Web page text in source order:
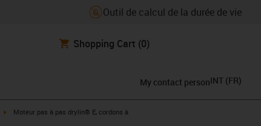
Outil de calcul de la durée de vie
Shopping Cart (0)
My contact personINT (FR)
igus-icon-arrow-right
Moteur pas à pas drylin® E, cordons à